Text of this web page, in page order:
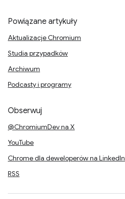
Powiązane artykuły
Aktualizacje Chromium
Studia przypadków
Archiwum
Podcasty i programy
Obserwuj
@ChromiumDev na X
YouTube
Chrome dla deweloperów na LinkedIn
RSS